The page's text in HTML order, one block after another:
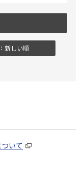
新しい順
いて